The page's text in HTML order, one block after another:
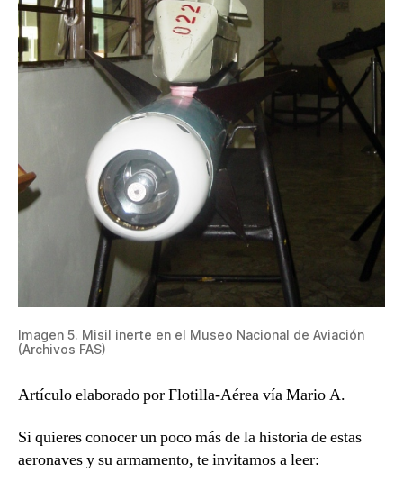
Imagen 5. Misil inerte en el Museo Nacional de Aviación
(Archivos FAS)
Artículo elaborado por Flotilla-Aérea vía Mario A.
Si quieres conocer un poco más de la historia de estas
aeronaves y su armamento, te invitamos a leer: